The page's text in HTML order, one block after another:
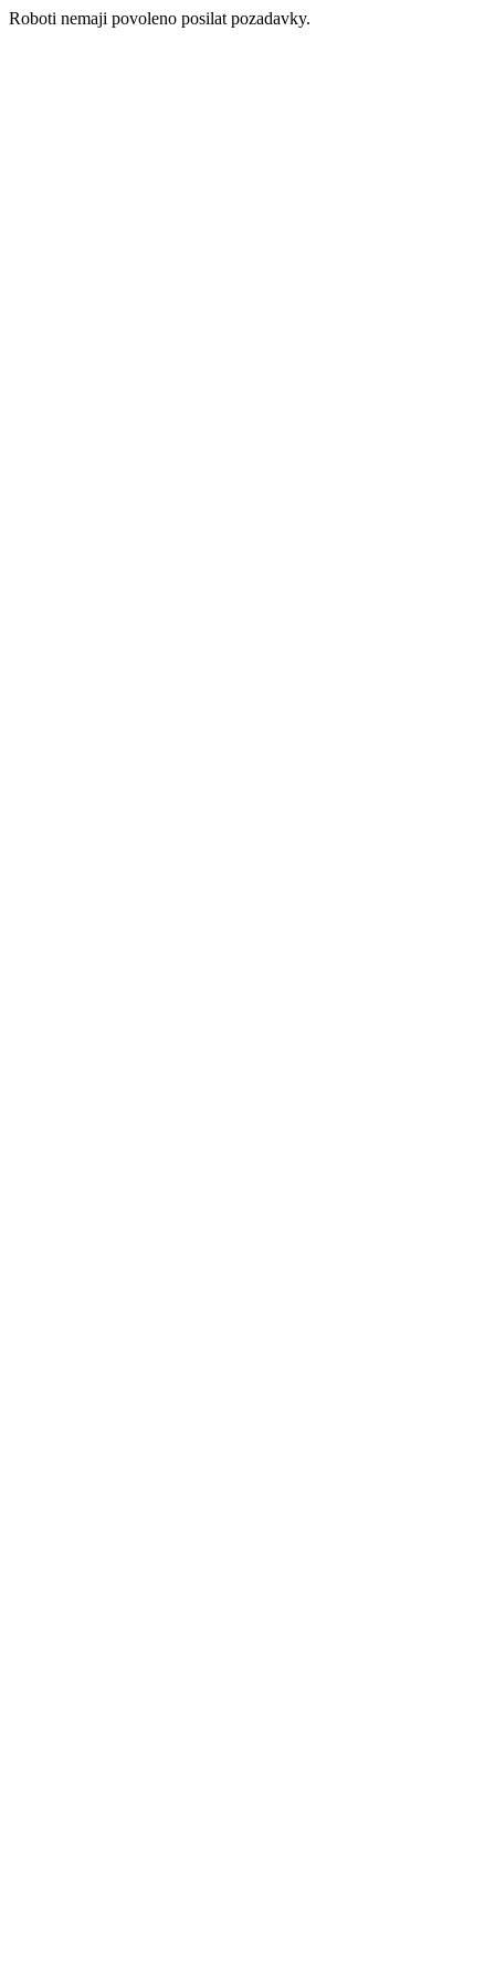
Roboti nemaji povoleno posilat pozadavky.